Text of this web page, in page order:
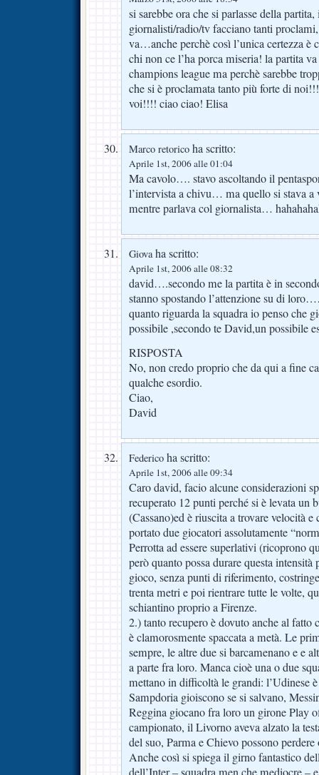
si sarebbe ora che si parlasse della
giornalisti/radio/tv facciano tanti
va…anche perchè così l’unica certezza è
chi non ce l’ha porca miseria! la partita
champions league ma perchè sarebbe
che si è proclamata tanto più forte di
voi!!!! ciao ciao! Elisa
Marco retorico ha scritto:
Aprile 1st, 2006 alle 01:04
Ma cavolo…. stavo ascoltando il
l’intervista a chivu… ma quello si stava a
mentre parlava col giornalista…
Giovaha scritto:
Aprile 1st, 2006 alle 08:32
david….secondo me la partita è in
stanno spostando l’attenzione su di
quanto riguarda la squadra io penso che
possibile ,secondo te David,un possibile
RISPOSTA
No, non credo proprio che da qui a fine
qualche esordio.
Ciao,
David
Federico ha scritto:
Aprile 1st, 2006 alle 09:34
Caro david, facio alcune considerazioni
recuperato 12 punti perché si è levata un
(Cassano)ed è riuscita a trovare velocità
portato due giocatori assolutamente
Perrotta ad essere superlativi (ricoprono
però quanto possa durare questa
gioco, senza punti di riferimento,
trenta metri e poi rientrare tutte le volte,
schiantino proprio a Firenze.
2.) tanto recupero è dovuto anche al fatto
è clamorosmente spaccata a metà. Le
sempre, le altre due si barcamenano e e
a parte fra loro. Manca cioè una o due
mettano in difficoltà le grandi: l’Udinese
Sampdoria gioiscono se si salvano,
Reggina giocano fra loro un girone Play
campionato, il Livorno aveva alzato la
del suo, Parma e Chievo possono
Anche così si spiega il girno fantastico